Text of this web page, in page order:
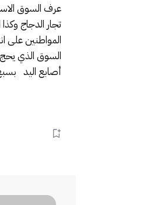
عرف السوق
تجار الدجاج
المواطنين على
السوق الذي
أصابع اليد